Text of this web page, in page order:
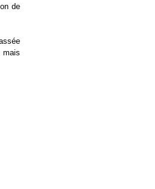
de
mais